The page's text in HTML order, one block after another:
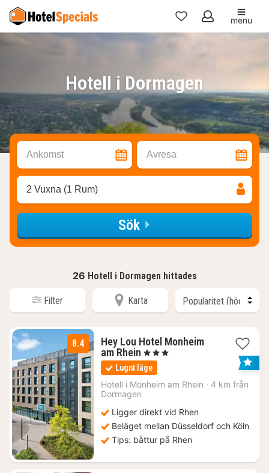
Mina
menu
Hotell i Dormagen
Ankomst Avresa
2 Vuxna (1 Rum)
Sök
26 Hotell i Dormagen hittades
Filter Karta
8.4
Hey Lou Hotel Monheim
am Rhein 2
nätter
för
751
, 3 Stjärnor
Lugnt läge
Hotell i Monheim am Rhein · 4 km från
Dormagen
Ligger direkt vid Rhen
Beläget mellan Düsseldorf och Köln
Tips: båttur på Rhen